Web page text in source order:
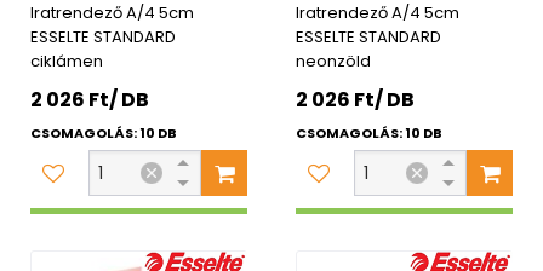
Iratrendező A/4 5cm
ESSELTE STANDARD
ciklámen
2 026 Ft/ DB
CSOMAGOLÁS: 10 DB
Iratrendező A/4 5cm
ESSELTE STANDARD
neonzöld
2 026 Ft/ DB
CSOMAGOLÁS: 10 DB